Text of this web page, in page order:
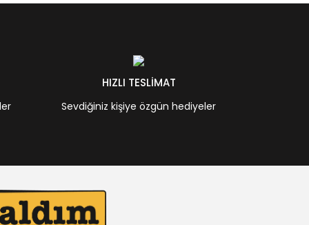
HIZLI TESLİMAT
Sevdiğiniz kişiye özgün hediyeler